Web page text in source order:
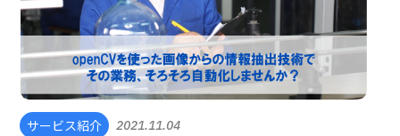
サービス紹介 2021.11.04